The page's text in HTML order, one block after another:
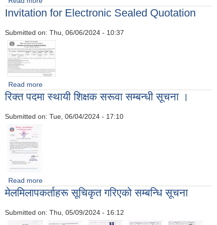
Invitation for Electronic Sealed Quotation
Submitted on: Thu, 06/06/2024 - 10:37
Read more
रिक्त पदमा स्थायी शिक्षक सरूवा सम्बन्धी सूचना ।
Submitted on: Tue, 06/04/2024 - 17:10
Read more
मेलमिलापकर्ताहरू सूचिकृत गरिएको सम्बन्धि सूचना
Submitted on: Thu, 05/09/2024 - 16:12